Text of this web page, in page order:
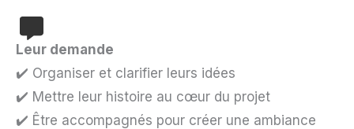
Leur demande
✔️ Organiser et clarifier leurs idées
✔️ Mettre leur histoire au cœur du projet
✔️ Être accompagnés pour créer une ambiance